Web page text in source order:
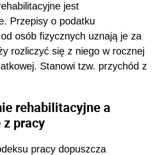
jest
Przepisy o podatku
osób fizycznych uznają je za
rozliczyć się z niego w rocznej
Stanowi tzw. przychód z
rehabilitacyjne a
pracy
pracy dopuszcza